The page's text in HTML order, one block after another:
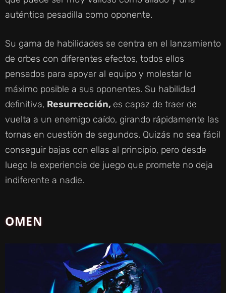
auténtica pesadilla como oponente.
Su gama de habilidades se centra en el lanzamiento
de orbes con diferentes efectos, todos ellos
pensados para apoyar al equipo y molestar lo
máximo posible a sus oponentes. Su habilidad
definitiva, Resurrección, es capaz de traer de
vuelta a un enemigo caído, girando rápidamente las
tornas en cuestión de segundos. Quizás no sea fácil
conseguir bajas con ellas al principio, pero desde
luego la experiencia de juego que promete no deja
indiferente a nadie.
OMEN